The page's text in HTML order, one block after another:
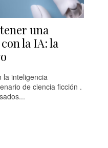
una
la IA: la
la inteligencia
de ciencia ficción .